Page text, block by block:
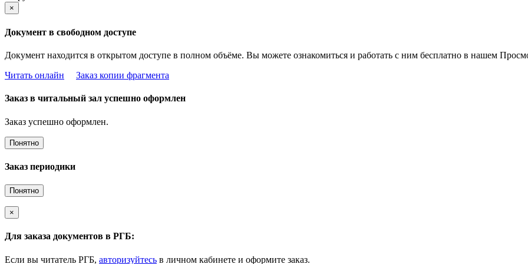
×
Документ в свободном доступе
Документ находится в открытом доступе в полном объёме. Вы можете ознакомиться и работать с ним бесплатно в нашем
Читать онлайн
Заказ копии фрагмента
Заказ в читальный зал успешно оформлен
Заказ успешно оформлен.
Понятно
Заказ периодики
Понятно
×
Для заказа документов в РГБ:
Если вы читатель РГБ, авторизуйтесь в личном кабинете и оформите заказ.